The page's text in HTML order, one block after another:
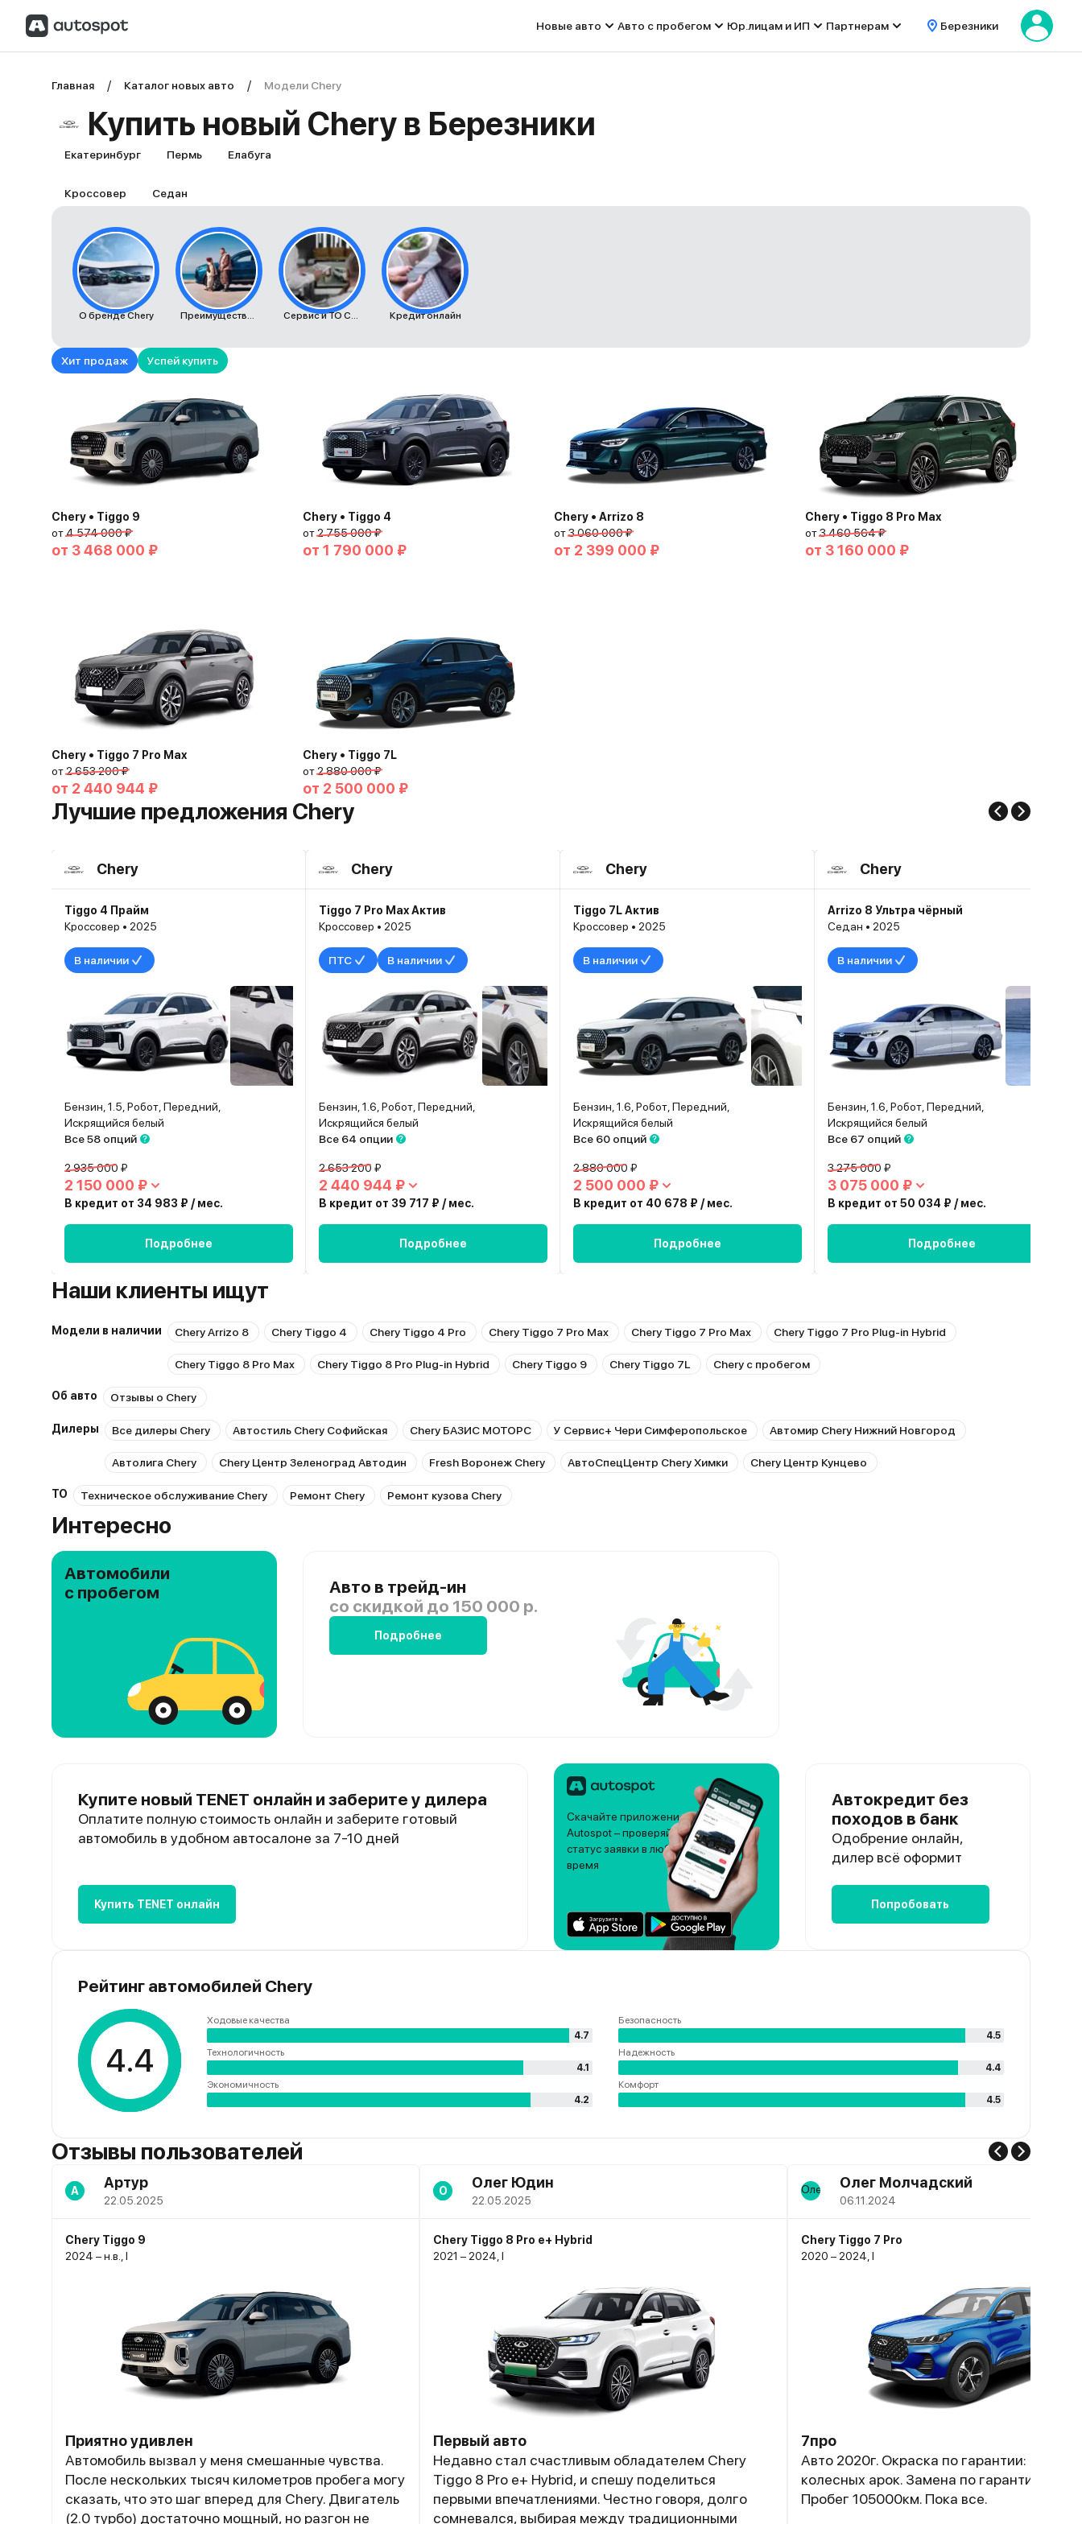
Новые авто Авто с пробегом Юр.лицам и ИП Партнерам Березники
Главная Каталог новых авто Модели Chery
Купить новый Chery в Березники
Екатеринбург Пермь Елабуга
Кроссовер Седан
О бренде Chery Преимущества автомобилей Chery Сервис и ТО Chery Кредит онлайн
Хит продаж Успей купить
Chery • Tiggo 9
от4 574 000 ₽
от 3 468 000 ₽
Chery • Tiggo 4
от2 755 000 ₽
от 1 790 000 ₽
Chery • Arrizo 8
от3 060 000 ₽
от 2 399 000 ₽
Chery • Tiggo 8 Pro Max
от3 460 564 ₽
от 3 160 000 ₽
Chery • Tiggo 7 Pro Max
от2 653 200 ₽
от 2 440 944 ₽
Chery • Tiggo 7L
от2 880 000 ₽
от 2 500 000 ₽
Лучшие предложения Chery
Chery
Tiggo 4 Прайм
Кроссовер • 2025
В наличии
Бензин, 1.5, Робот, Передний,
Искрящийся белый
Все 58 опций
2 935 000 ₽
2 150 000 ₽
В кредит от 34 983 ₽ / мес.
Подробнее
Chery
Tiggo 7 Pro Max Актив
Кроссовер • 2025
ПТС В наличии
Бензин, 1.6, Робот, Передний,
Искрящийся белый
Все 64 опции
2 653 200 ₽
2 440 944 ₽
В кредит от 39 717 ₽ / мес.
Подробнее
Chery
Tiggo 7L Актив
Кроссовер • 2025
В наличии
Бензин, 1.6, Робот, Передний,
Искрящийся белый
Все 60 опций
2 880 000 ₽
2 500 000 ₽
В кредит от 40 678 ₽ / мес.
Подробнее
Chery
Arrizo 8 Ультра чёрный
Седан • 2025
В наличии
Бензин, 1.6, Робот, Передний,
Искрящийся белый
Все 67 опций
3 275 000 ₽
3 075 000 ₽
В кредит от 50 034 ₽ / мес.
Подробнее
Наши клиенты ищут
Модели в наличии Chery Arrizo 8 Chery Tiggo 4 Chery Tiggo 4 Pro Chery Tiggo 7 Pro Max Chery Tiggo 7 Pro Max Chery Tiggo 7 Pro Plug-in Hybrid
Chery Tiggo 8 Pro Max Chery Tiggo 8 Pro Plug-in Hybrid Chery Tiggo 9 Chery Tiggo 7L Chery с пробегом
Об авто Отзывы о Chery
Дилеры Все дилеры Chery Автостиль Chery Софийская Chery БАЗИС МОТОРС У Сервис+ Чери Симферопольское Автомир Chery Нижний Новгород
Автолига Chery Chery Центр Зеленоград Автодин Fresh Воронеж Chery АвтоСпецЦентр Chery Химки Chery Центр Кунцево
ТО Техническое обслуживание Chery Ремонт Chery Ремонт кузова Chery
Интересно
Автомобили
с пробегом
Авто в трейд-ин
со скидкой до 150 000 р.
Подробнее
Купите новый TENET онлайн и заберите у дилера
Оплатите полную стоимость онлайн и заберите готовый
автомобиль в удобном автосалоне за 7-10 дней
Купить TENET онлайн
Скачайте приложение
Autospot – проверяйте
статус заявки в любое
время
Автокредит без
походов в банк
Одобрение онлайн,
дилер всё оформит
Попробовать
Рейтинг автомобилей Chery
4.4
Ходовые качества
4.7
Технологичность
4.1
Экономичность
4.2
Безопасность
4.5
Надежность
4.4
Комфорт
4.5
Отзывы пользователей
А Артур
22.05.2025
Chery Tiggo 9
2024 – н.в., I
Приятно удивлен
Автомобиль вызвал у меня смешанные чувства.
После нескольких тысяч километров пробега могу
сказать, что это шаг вперед для Chery. Двигатель
(2.0 турбо) достаточно мощный, но разгон не
О Олег Юдин
22.05.2025
Chery Tiggo 8 Pro e+ Hybrid
2021 – 2024, I
Первый авто
Недавно стал счастливым обладателем Chery
Tiggo 8 Pro e+ Hybrid, и спешу поделиться
первыми впечатлениями. Честно говоря, долго
сомневался, выбирая между традиционными
Олег Молчадский
06.11.2024
Chery Tiggo 7 Pro
2020 – 2024, I
7про
Авто 2020г. Окраска по гарантии:
колесных арок. Замена по гарантии
Пробег 105000км. Пока все.